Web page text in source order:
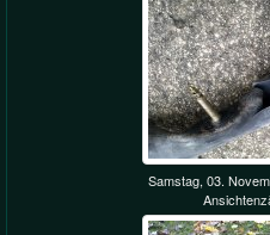
Samstag, 03.